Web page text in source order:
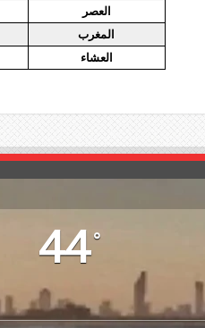
العصر
المغرب
العشاء
44°